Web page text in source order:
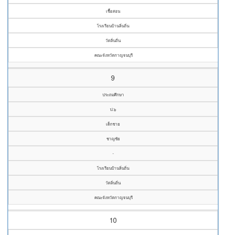
เชื้อสอน
โรงเรียนบ้านลิ่นถิ่น
วัดลิ่นถิ่น
คณะจังหวัดกาญจนบุรี
9
ประถมศึกษา
ป.๖
เด็กชาย
ชาญชัย
-
โรงเรียนบ้านลิ่นถิ่น
วัดลิ่นถิ่น
คณะจังหวัดกาญจนบุรี
10